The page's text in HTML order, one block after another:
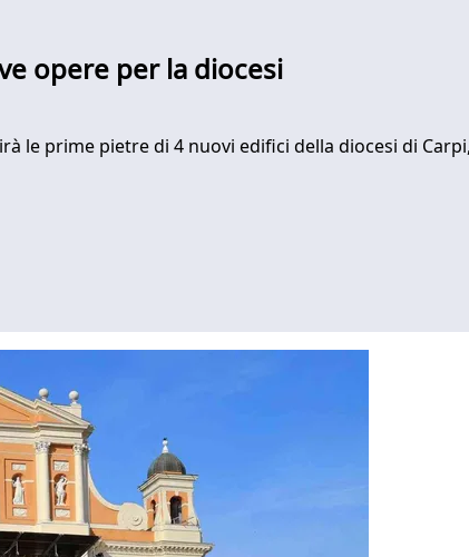
opere per la diocesi
le prime pietre di 4 nuovi edifici della diocesi di